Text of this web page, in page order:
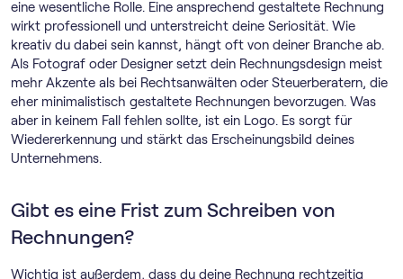
eine wesentliche Rolle. Eine ansprechend gestaltete Rechnung
wirkt professionell und unterstreicht deine Seriosität. Wie
kreativ du dabei sein kannst, hängt oft von deiner Branche ab.
Als Fotograf oder Designer setzt dein Rechnungsdesign meist
mehr Akzente als bei Rechtsanwälten oder Steuerberatern, die
eher minimalistisch gestaltete Rechnungen bevorzugen. Was
aber in keinem Fall fehlen sollte, ist ein Logo. Es sorgt für
Wiedererkennung und stärkt das Erscheinungsbild deines
Unternehmens.
Gibt es eine Frist zum Schreiben von
Rechnungen?
Wichtig ist außerdem, dass du deine Rechnung rechtzeitig